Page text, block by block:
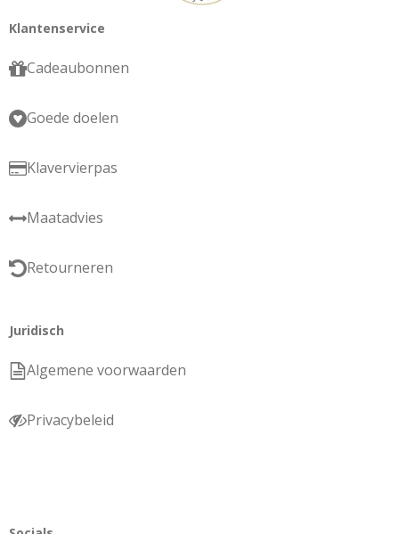
Klantenservice
Cadeaubonnen
Goede doelen
Klavervierpas
Maatadvies
Retourneren
Juridisch
Algemene voorwaarden
Privacybeleid